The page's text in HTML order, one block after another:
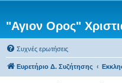
"Αγιον Ορος"
Συχνές ερωτήσεις
Ευρετήριο Δ. Συζήτησης